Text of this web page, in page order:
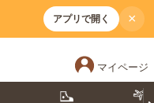
アプリで開く ×
マイページ